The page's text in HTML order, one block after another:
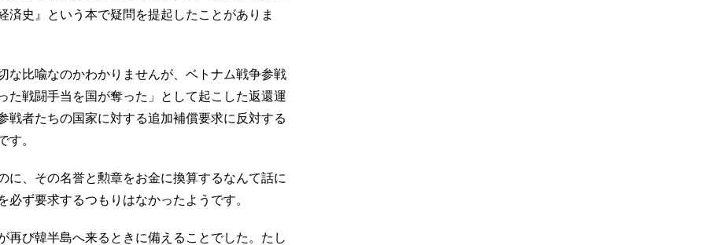
済史』という本で疑問を提起したことがありま
な比喩なのかわかりませんが、ベトナム戦争参戦
た戦闘手当を国が奪った」として起こした返還運
戦者たちの国家に対する追加補償要求に反対する
す。
に、その名誉と勲章をお金に換算するなんて話に
ず要求するつもりはなかったようです。
再び韓半島へ来るときに備えることでした。たし